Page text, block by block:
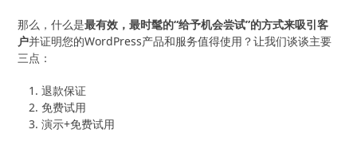
那么，什么是最有效，最时髦的“给予机会尝试”的方式来吸引客
户并证明您的WordPress产品和服务值得使用？让我们谈谈主要
三点：
退款保证
免费试用
演示+免费试用